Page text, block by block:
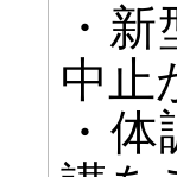
・
中止
・